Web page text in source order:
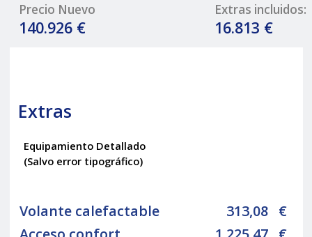
Precio Nuevo
140.926 €
Extras incluidos:
16.813 €
Extras
Equipamiento Detallado
(Salvo error tipográfico)
Volante calefactable 313,08 €